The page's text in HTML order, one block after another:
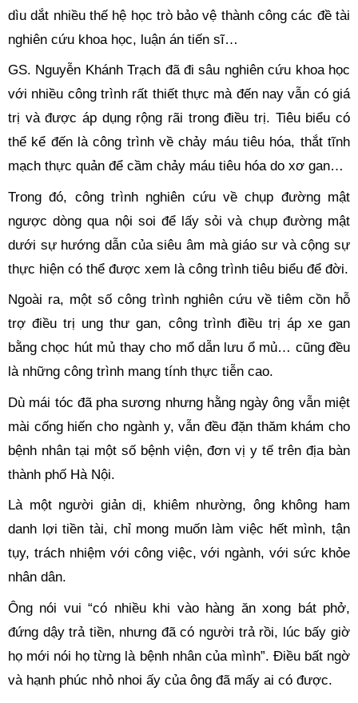
dìu dắt nhiều thế hệ học trò bảo vệ thành công các đề tài
nghiên cứu khoa học, luận án tiến sĩ…
GS. Nguyễn Khánh Trạch đã đi sâu nghiên cứu khoa học
với nhiều công trình rất thiết thực mà đến nay vẫn có giá
trị và được áp dụng rộng rãi trong điều trị. Tiêu biểu có
thể kể đến là công trình về chảy máu tiêu hóa, thắt tĩnh
mạch thực quản để cầm chảy máu tiêu hóa do xơ gan…
Trong đó, công trình nghiên cứu về chụp đường mật
ngược dòng qua nội soi để lấy sỏi và chụp đường mật
dưới sự hướng dẫn của siêu âm mà giáo sư và cộng sự
thực hiện có thể được xem là công trình tiêu biểu để đời.
Ngoài ra, một số công trình nghiên cứu về tiêm cồn hỗ
trợ điều trị ung thư gan, công trình điều trị áp xe gan
bằng chọc hút mủ thay cho mổ dẫn lưu ổ mủ… cũng đều
là những công trình mang tính thực tiễn cao.
Dù mái tóc đã pha sương nhưng hằng ngày ông vẫn miệt
mài cống hiến cho ngành y, vẫn đều đặn thăm khám cho
bệnh nhân tại một số bệnh viện, đơn vị y tế trên địa bàn
thành phố Hà Nội.
Là một người giản dị, khiêm nhường, ông không ham
danh lợi tiền tài, chỉ mong muốn làm việc hết mình, tận
tụy, trách nhiệm với công việc, với ngành, với sức khỏe
nhân dân.
Ông nói vui “có nhiều khi vào hàng ăn xong bát phở,
đứng dậy trả tiền, nhưng đã có người trả rồi, lúc bấy giờ
họ mới nói họ từng là bệnh nhân của mình”. Điều bất ngờ
và hạnh phúc nhỏ nhoi ấy của ông đã mấy ai có được.